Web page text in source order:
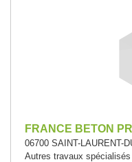
FRANCE BETON
06700 SAINT-LAURENT-
Autres travaux